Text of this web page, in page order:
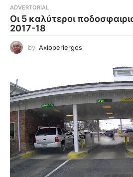
ADVERTORIAL
Οι 5 καλύτεροι
2017-18
by Axioperiergos